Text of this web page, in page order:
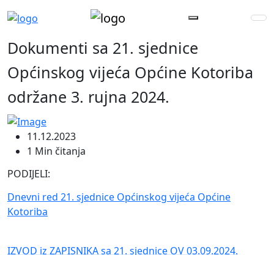
Dokumenti sa 21. sjednice
Općinskog vijeća Općine Kotoriba
održane 3. rujna 2024.
11.12.2023
1 Min čitanja
PODIJELI:
Dnevni red 21. sjednice Općinskog vijeća Općine
Kotoriba
IZVOD iz ZAPISNIKA sa 21. sjednice OV 03.09.2024.